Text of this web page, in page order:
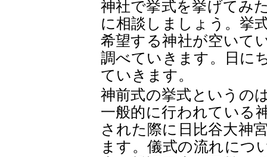
神社で挙式を挙げてみ
に相談しましょう。挙
希望する神社が空いて
調べていきます。日に
ていきます。
神前式の挙式というの
一般的に行われている
された際に日比谷大神
ます。儀式の流れにつ